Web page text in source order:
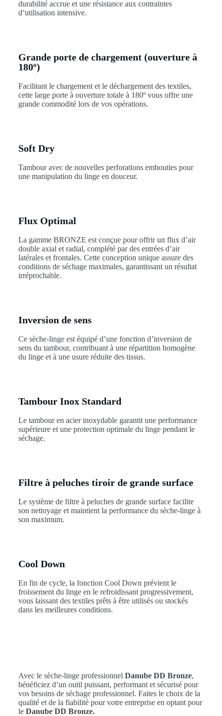
durabilité accrue et une résistance aux contraintes
d’utilisation intensive.
Grande porte de chargement (ouverture à
180º)
Facilitant le chargement et le déchargement des textiles,
cette large porte à ouverture totale à 180º vous offre une
grande commodité lors de vos opérations.
Soft Dry
Tambour avec de nouvelles perforations embouties pour
une manipulation du linge en douceur.
Flux Optimal
La gamme BRONZE est conçue pour offrir un flux d’air
double axial et radial, complété par des entrées d’air
latérales et frontales. Cette conception unique assure des
conditions de séchage maximales, garantissant un résultat
irréprochable.
Inversion de sens
Ce sèche-linge est équipé d’une fonction d’inversion de
sens du tambour, contribuant à une répartition homogène
du linge et à une usure réduite des tissus.
Tambour Inox Standard
Le tambour en acier inoxydable garantit une performance
supérieure et une protection optimale du linge pendant le
séchage.
Filtre à peluches tiroir de grande surface
Le système de filtre à peluches de grande surface facilite
son nettoyage et maintient la performance du sèche-linge à
son maximum.
Cool Down
En fin de cycle, la fonction Cool Down prévient le
froissement du linge en le refroidissant progressivement,
vous laissant des textiles prêts à être utilisés ou stockés
dans les meilleures conditions.
Avec le sèche-linge professionnel Danube DD Bronze,
bénéficiez d’un outil puissant, performant et sécurisé pour
vos besoins de séchage professionnel. Faites le choix de la
qualité et de la fiabilité pour votre entreprise en optant pour
le Danube DD Bronze.